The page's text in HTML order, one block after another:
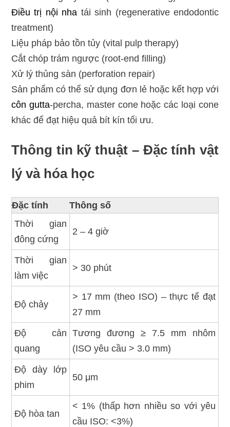
Điều trị nội nha tái sinh (regenerative endodontic
treatment)
Liệu pháp bảo tồn tủy (vital pulp therapy)
Cắt chóp trám ngược (root-end filling)
Xử lý thủng sàn (perforation repair)
Sản phẩm có thể sử dụng đơn lẻ hoặc kết hợp với
côn gutta-percha, master cone hoặc các loại cone
khác để đạt hiệu quả bít kín tối ưu.
Thông tin kỹ thuật – Đặc tính vật
lý và hóa học
Đặc tính
Thông số
Thời gian
đông cứng
2 – 4 giờ
Thời gian
làm việc
> 30 phút
Độ chảy
> 17 mm (theo ISO) – thực tế đạt
27 mm
Độ cản
quang
Tương đương ≥ 7.5 mm nhôm
(ISO yêu cầu > 3.0 mm)
Độ dày lớp
phim
50 μm
Độ hòa tan
< 1% (thấp hơn nhiều so với yêu
cầu ISO: <3%)